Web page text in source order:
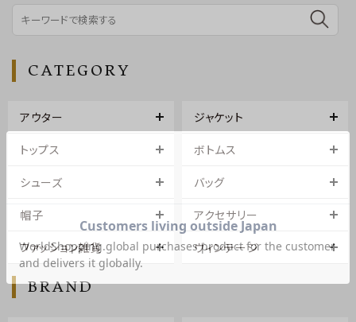
CATEGORY
アウター ジャケット
トップス ボトムス
シューズ バッグ
帽子 アクセサリー
ファッション雑貨 ヴィンテージ
BRAND